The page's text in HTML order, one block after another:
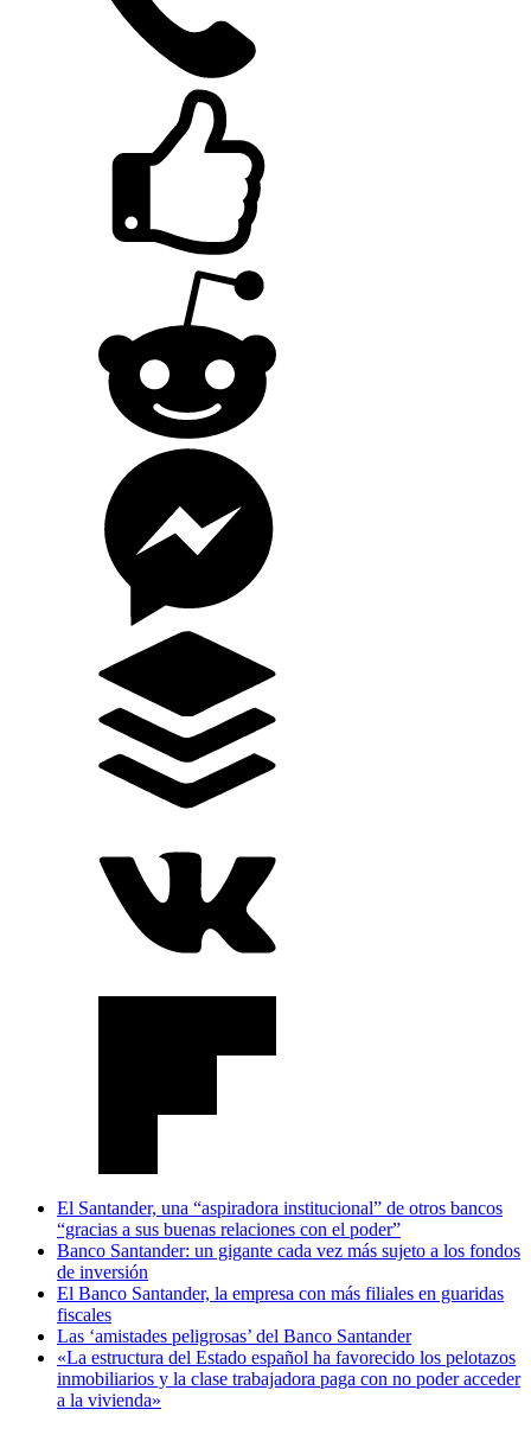
El Santander, una “aspiradora institucional” de otros bancos
“gracias a sus buenas relaciones con el poder”
Banco Santander: un gigante cada vez más sujeto a los fondos
de inversión
El Banco Santander, la empresa con más filiales en guaridas
fiscales
Las ‘amistades peligrosas’ del Banco Santander
«La estructura del Estado español ha favorecido los pelotazos
inmobiliarios y la clase trabajadora paga con no poder acceder
a la vivienda»